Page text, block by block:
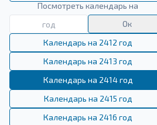
Посмотреть календарь на
Ок
Календарь на 2412 год
Календарь на 2413 год
Календарь на 2414 год
Календарь на 2415 год
Календарь на 2416 год